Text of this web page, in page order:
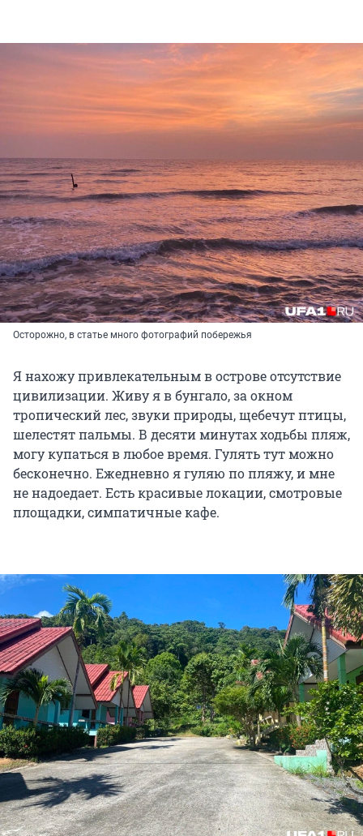
Осторожно, в статье много фотографий побережья
Я нахожу привлекательным в острове отсутствие
цивилизации. Живу я в бунгало, за окном
тропический лес, звуки природы, щебечут птицы,
шелестят пальмы. В десяти минутах ходьбы пляж,
могу купаться в любое время. Гулять тут можно
бесконечно. Ежедневно я гуляю по пляжу, и мне
не надоедает. Есть красивые локации, смотровые
площадки, симпатичные кафе.